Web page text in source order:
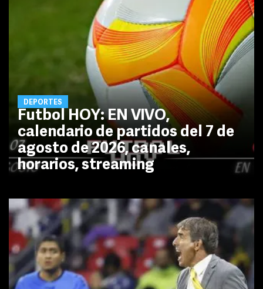
DEPORTES
Futbol HOY: EN VIVO,
calendario de partidos del 7 de
agosto de 2026, canales,
horarios, streaming